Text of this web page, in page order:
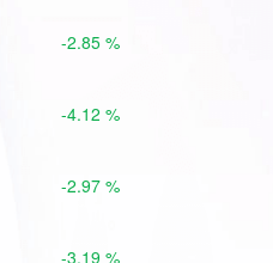
-2.85 %
-4.12 %
-2.97 %
-3.19 %